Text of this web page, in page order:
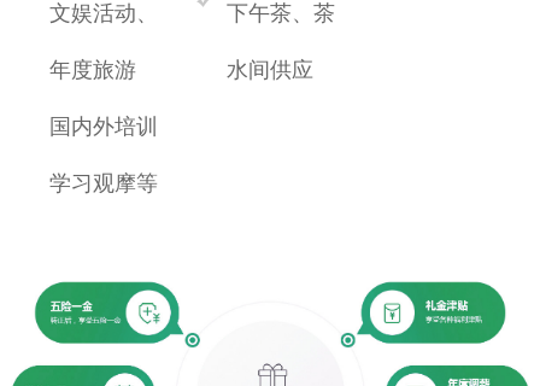
文娱活动、
年度旅游
国内外培训
学习观摩等
下午茶、茶
水间供应